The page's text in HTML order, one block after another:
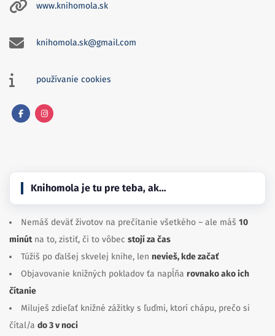
www.knihomola.sk
knihomola.sk@gmail.com
používanie cookies
Knihomola je tu pre teba, ak…
Nemáš deväť životov na prečítanie všetkého – ale máš 10
minútna to, zistiť, či to vôbec stojí za čas
Túžiš po ďalšej skvelej knihe, len nevieš, kde začať
Objavovanie knižných pokladov ťa napĺňa rovnako ako ich
čítanie
Miluješ zdieľať knižné zážitky s ľuďmi, ktorí chápu, prečo si
čítal/a do 3 v noci